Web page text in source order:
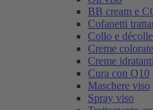
BB cream e
Cofanetti
Collo e
Creme
Creme idratanti
Cura con Q10
Maschere viso
Spray viso